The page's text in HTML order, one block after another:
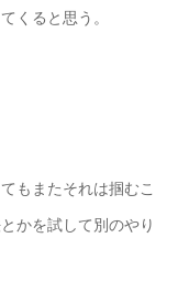
くると思う。
もまたそれは掴むこ
かを試して別のやり